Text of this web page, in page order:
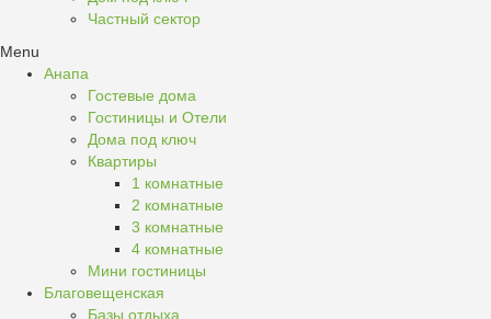
Частный сектор
Menu
Анапа
Гостевые дома
Гостиницы и Отели
Дома под ключ
Квартиры
1 комнатные
2 комнатные
3 комнатные
4 комнатные
Мини гостиницы
Благовещенская
Базы отдыха